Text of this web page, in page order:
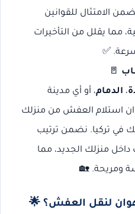
الامتثال للقوانين
مما يقلل من التأخيرات
✅
🚪
، الدمام، أو أي مدينة
استلام العفش من منزلك
في تركيا. نضمن ترتيب
منزلك الجديد، مما
ومريحة. 🏡
لنقل العفش؟ 🌟